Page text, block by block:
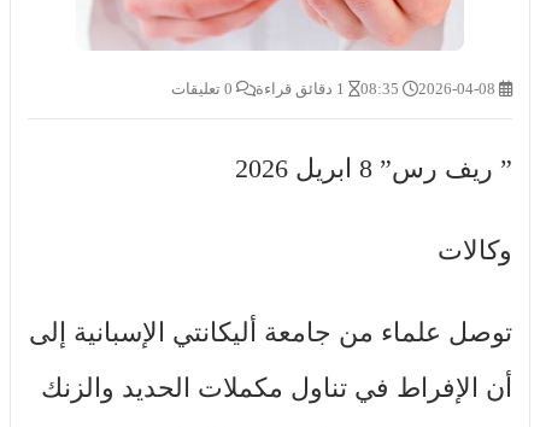
” ريف رس” 8 ابريل 2026
وكالات
توصل علماء من جامعة أليكانتي الإسبانية إلى
أن الإفراط في تناول مكملات الحديد والزنك